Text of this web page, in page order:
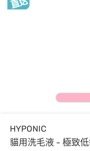
HYPONIC
貓用洗毛液 - 極致